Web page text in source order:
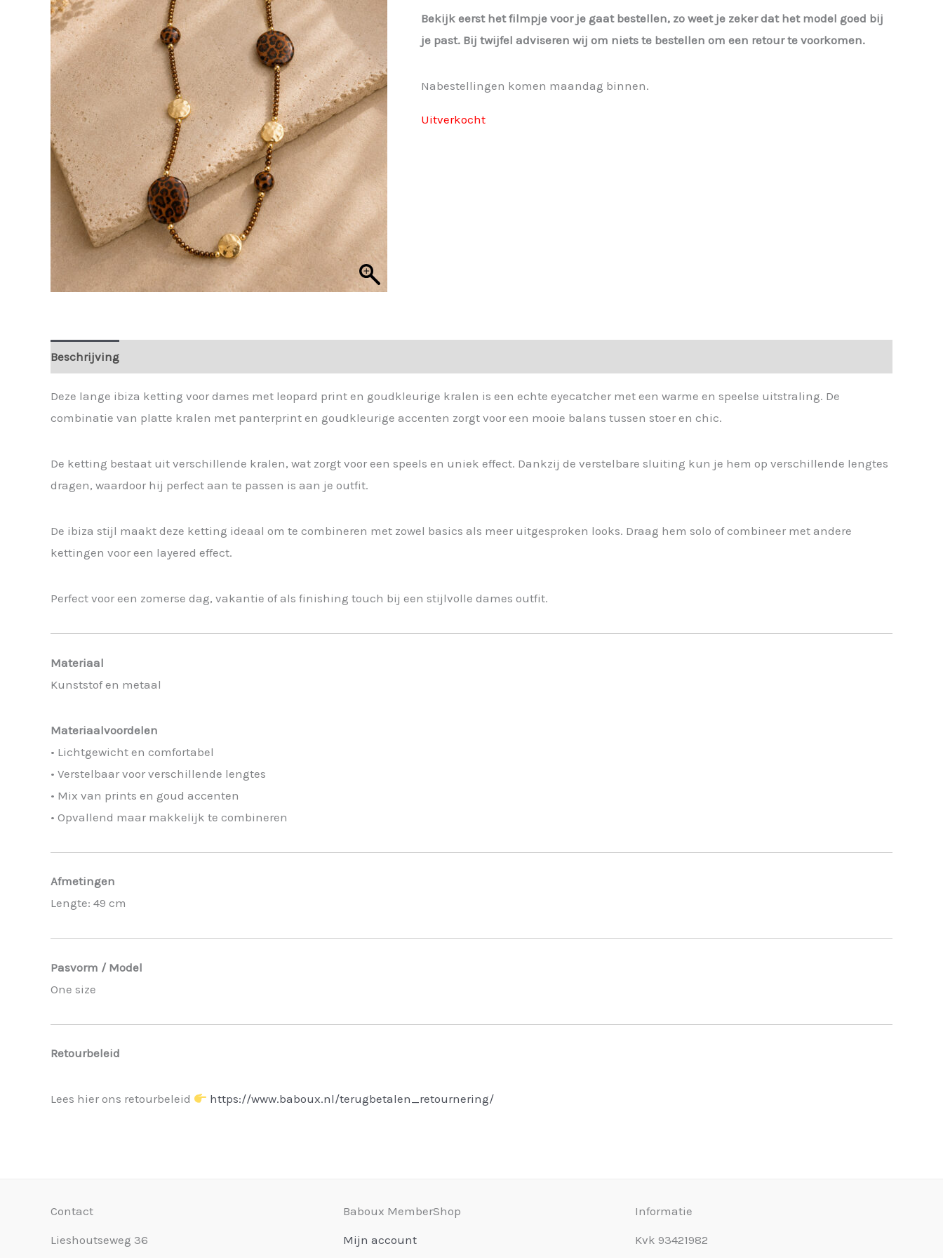
€ 24,95.€ 18,71.
Bekijk eerst het filmpje voor je gaat bestellen, zo weet je zeker dat het model goed bij
je past. Bij twijfel adviseren wij om niets te bestellen om een retour te voorkomen.
Nabestellingen komen maandag binnen.
Uitverkocht
Beschrijving
Deze lange ibiza ketting voor dames met leopard print en goudkleurige kralen is een echte eyecatcher met een warme en speelse uitstraling. De
combinatie van platte kralen met panterprint en goudkleurige accenten zorgt voor een mooie balans tussen stoer en chic.
De ketting bestaat uit verschillende kralen, wat zorgt voor een speels en uniek effect. Dankzij de verstelbare sluiting kun je hem op verschillende lengtes
dragen, waardoor hij perfect aan te passen is aan je outfit.
De ibiza stijl maakt deze ketting ideaal om te combineren met zowel basics als meer uitgesproken looks. Draag hem solo of combineer met andere
kettingen voor een layered effect.
Perfect voor een zomerse dag, vakantie of als finishing touch bij een stijlvolle dames outfit.
Materiaal
Kunststof en metaal
Materiaalvoordelen
• Lichtgewicht en comfortabel
• Verstelbaar voor verschillende lengtes
• Mix van prints en goud accenten
• Opvallend maar makkelijk te combineren
Afmetingen
Lengte: 49 cm
Pasvorm / Model
One size
Retourbeleid
Lees hier ons retourbeleid https://www.baboux.nl/terugbetalen_retournering/
Contact
Lieshoutseweg 36
Baboux MemberShop
Mijn account
Informatie
Kvk 93421982